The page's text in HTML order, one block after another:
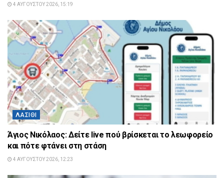
4 ΑΥΓΟΎΣΤΟΥ 2026, 15:19
ΛΑΣΊΘΙ
Άγιος Νικόλαος: Δείτε live πού βρίσκεται το λεωφορείο
και πότε φτάνει στη στάση
4 ΑΥΓΟΎΣΤΟΥ 2026, 12:23